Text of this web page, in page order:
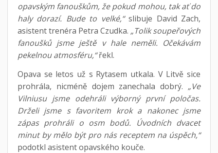
opavským fanouškům, že pokud mohou, tak ať do
haly dorazí. Bude to velké,“slibuje David Zach,
asistent trenéra Petra Czudka. „Tolik soupeřových
fanoušků jsme ještě v hale neměli. Očekávám
pekelnou atmosféru,“řekl.
Opava se letos už s Rytasem utkala. V Litvě sice
prohrála, nicméně dojem zanechala dobrý. „Ve
Vilniusu jsme odehráli výborný první poločas.
Drželi jsme s favoritem krok a nakonec jsme
zápas prohráli o osm bodů. Úvodních dvacet
minut by mělo být pro nás receptem na úspěch,“
podotkl asistent opavského kouče.